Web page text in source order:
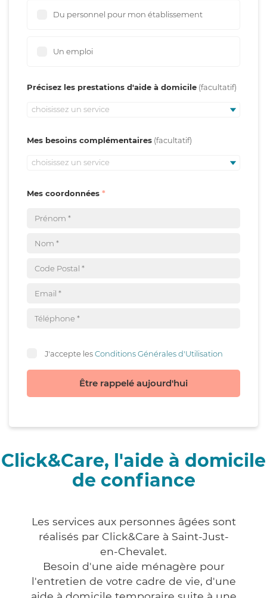
Du personnel pour mon établissement
Un emploi
Précisez les prestations d'aide à domicile
choisissez un service
Mes besoins complémentaires
choisissez un service
Mes coordonnées
J'accepte lesConditions Générales d'Utilisation
Être rappelé aujourd'hui
Click&Care, l'aide à domicile
de confiance
Les services aux personnes âgées sont
réalisés par Click&Care à Saint-Just-
en-Chevalet.
Besoin d'une aide ménagère pour
l'entretien de votre cadre de vie, d'une